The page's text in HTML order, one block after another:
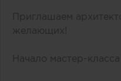
Приглашаем
желающих!
Начало мастер-